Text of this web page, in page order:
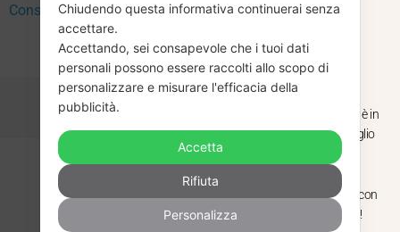
Consenso
Copyright © 2026 Vendita Vinili Usati | P.IVA 12240940960
NextWebStudio
Chiudendo questa informativa continuerai senza
accettare.
Accettando, sei consapevole che i tuoi dati
personali possono essere raccolti allo scopo di
personalizzare e misurare l'efficacia della
pubblicità.
Accetta
Rifiuta
Personalizza
CHIUSURA
ESTIVA
Dal 29 luglio al 31 agosto venditaviniliusati.it è in
pausa estiva. Gli ordini ricevuti entro il 29 luglio
saranno spediti regolarmente.
Torniamo il 1 settembre, pronti a riprendere con
nuovi arrivi. Buona estate e buon ascolto!